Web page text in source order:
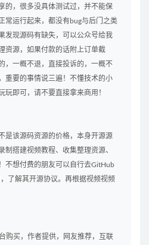
的，很多没具体测试过，并不能保
常运行起来，都没有bug与后门之类
发现源码有缺失，可以公众号给我
资源，如果付款的话附上订单截
，一概不退，直接投诉的，一概不
重要的事情说三遍！不懂技术的小
玩即可，请不要直接拿来商用！
是该源码资源的价格，本身开源源
制搭建视频教程、收集整理资源、
不想付费的朋友可以自行去GitHub
了解其开源协议。再根据视频视频
购买，作者提供，网友推荐，互联